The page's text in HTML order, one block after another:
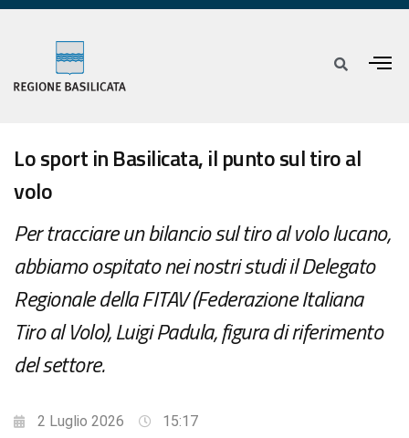
Lo sport in Basilicata, il punto sul tiro al
volo
Per tracciare un bilancio sul tiro al volo lucano,
abbiamo ospitato nei nostri studi il Delegato
Regionale della FITAV (Federazione Italiana
Tiro al Volo), Luigi Padula, figura di riferimento
del settore.
2 Luglio 2026
15:17